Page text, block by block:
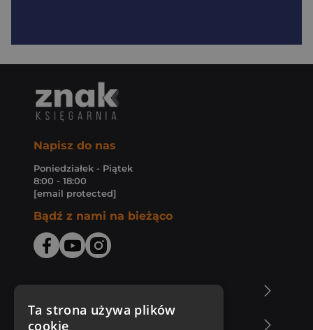
Napisz do nas
Poniedziałek - Piątek
8:00 - 18:00
[email protected]
Bądź z nami na bieżąco
Zakupy u nas
Ta strona używa plików
cookie